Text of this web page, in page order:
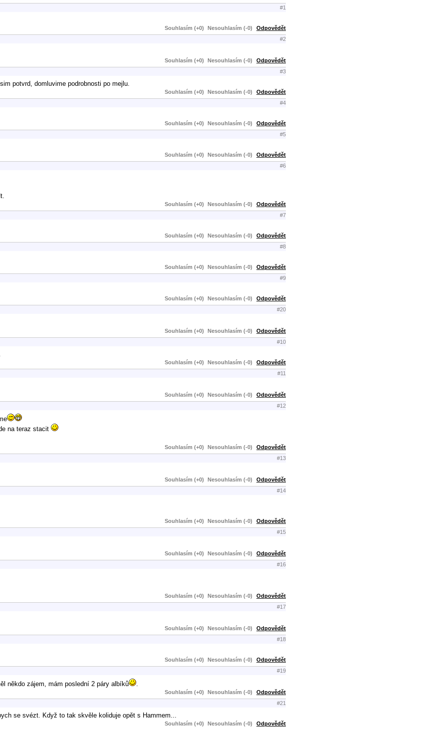
#1
Souhlasím (+0) Nesouhlasím (-0) Odpovědět
#2
Souhlasím (+0) Nesouhlasím (-0) Odpovědět
#3
potvrd, domluvime podrobnosti po mejlu.
Souhlasím (+0) Nesouhlasím (-0) Odpovědět
#4
Souhlasím (+0) Nesouhlasím (-0) Odpovědět
#5
Souhlasím (+0) Nesouhlasím (-0) Odpovědět
#6
Souhlasím (+0) Nesouhlasím (-0) Odpovědět
#7
Souhlasím (+0) Nesouhlasím (-0) Odpovědět
#8
Souhlasím (+0) Nesouhlasím (-0) Odpovědět
#9
Souhlasím (+0) Nesouhlasím (-0) Odpovědět
#20
Souhlasím (+0) Nesouhlasím (-0) Odpovědět
#10
Souhlasím (+0) Nesouhlasím (-0) Odpovědět
#11
Souhlasím (+0) Nesouhlasím (-0) Odpovědět
#12
na teraz stacit
Souhlasím (+0) Nesouhlasím (-0) Odpovědět
#13
Souhlasím (+0) Nesouhlasím (-0) Odpovědět
#14
Souhlasím (+0) Nesouhlasím (-0) Odpovědět
#15
Souhlasím (+0) Nesouhlasím (-0) Odpovědět
#16
Souhlasím (+0) Nesouhlasím (-0) Odpovědět
#17
Souhlasím (+0) Nesouhlasím (-0) Odpovědět
#18
Souhlasím (+0) Nesouhlasím (-0) Odpovědět
#19
někdo zájem, mám poslední 2 páry albíků
Souhlasím (+0) Nesouhlasím (-0) Odpovědět
#21
se svézt. Když to tak skvěle koliduje opět s Hammem...
Souhlasím (+0) Nesouhlasím (-0) Odpovědět